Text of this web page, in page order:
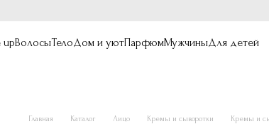
upВолосыТелоДом и уютПарфюмМужчиныДля детей
Главная Каталог Лицо Кремы и сыворотки Кремы и